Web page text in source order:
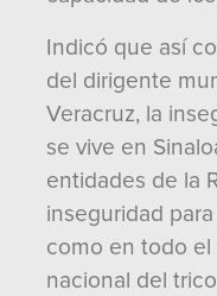
Indicó que así
del dirigente
Veracruz, la
se vive en
entidades de la
inseguridad
como en todo el
nacional del